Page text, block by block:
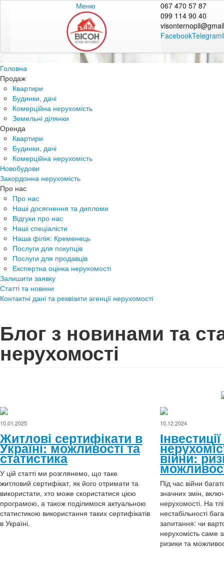
Меню
067 470 57 87
099 114 90 40
FacebookTelegram
Головна
Продаж
Квартири
Будинки, дачі
Комерційна нерухомість
Земельні ділянки
Оренда
Квартири
Будинки, дачі
Комерційна нерухомість
Новобудови
Закордонна нерухомість
Про нас
Про нас
Наші досягнення та дипломи
Відгуки про нас
Наші спеціалісти
Наша філія: Кременець
Послуги для покупців
Послуги для продавців
Експертна оцінка нерухомості
Залишити заявку
Статті та новини
Контактні дані та реквізити агенції нерухомості
Блог з новинами та
нерухомості
10.01.2025
Житлові сертифікати в
Україні: можливості та
статистика
У цій статті ми розглянемо, що таке
житловий сертифікат, як його отримати та
використати, хто може скористатися цією
програмою, а також поділимося актуальною
статистикою використання таких сертифікатів
в Україні.
10.12.2024
війни:
Під час війни
значних змін,
нерухомості. На
нестабільності
запитання: чи
нерухомість саме
ризики та